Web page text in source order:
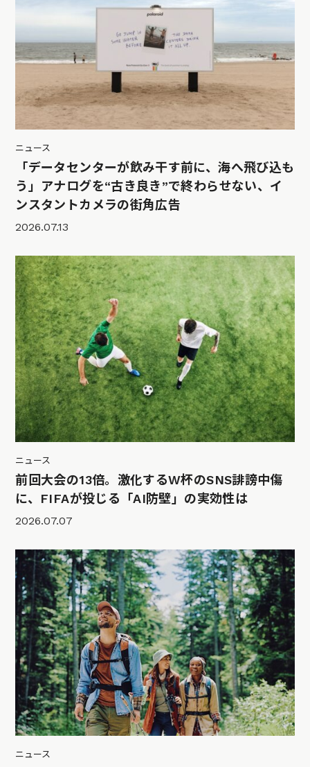
ニュース
「データセンターが飲み干す前に、海へ飛び込も
う」アナログを“古き良き”で終わらせない、イ
ンスタントカメラの街角広告
2026.07.13
ニュース
前回大会の13倍。激化するW杯のSNS誹謗中傷
に、FIFAが投じる「AI防壁」の実効性は
2026.07.07
ニュース